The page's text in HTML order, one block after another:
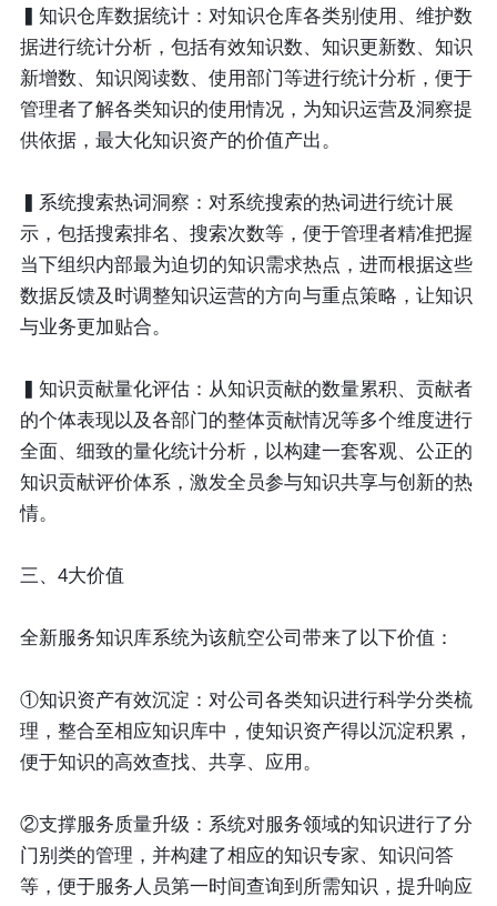
▍知识仓库数据统计： 对知识仓库各类别使用、维护数
据进行统计分析，包括有效知识数、知识更新数、知识
新增数、知识阅读数、使用部门等进行统计分析，便于
管理者了解各类知识的使用情况，为知识运营及洞察提
供依据，最大化知识资产的价值产出。
▍系统搜索热词洞察： 对系统搜索的热词进行统计展
示，包括搜索排名、搜索次数等，便于管理者精准把握
当下组织内部最为迫切的知识需求热点，进而根据这些
数据反馈及时调整知识运营的方向与重点策略，让知识
与业务更加贴合。
▍知识贡献量化评估： 从知识贡献的数量累积、贡献者
的个体表现以及各部门的整体贡献情况等多个维度进行
全面、细致的量化统计分析，以构建一套客观、公正的
知识贡献评价体系，激发全员参与知识共享与创新的热
情。
三、4大价值
全新服务知识库系统为该航空公司带来了以下价值：
①知识资产有效沉淀： 对公司各类知识进行科学分类梳
理，整合至相应知识库中，使知识资产得以沉淀积累，
便于知识的高效查找、共享、应用。
②支撑服务质量升级 ：系统对服务领域的知识进行了分
门别类的管理，并构建了相应的知识专家、知识问答
等，便于服务人员第一时间查询到所需知识，提升响应